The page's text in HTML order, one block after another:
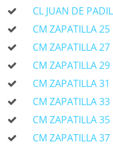
CL JUAN DE
CM ZAPATILLA 25
CM ZAPATILLA 27
CM ZAPATILLA 29
CM ZAPATILLA 31
CM ZAPATILLA 33
CM ZAPATILLA 35
CM ZAPATILLA 37